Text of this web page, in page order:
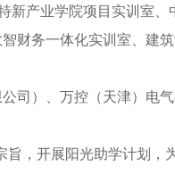
新产业学院项目实训室
务一体化实训室、建
司）、万控（天津）电
旨，开展阳光助学计划，